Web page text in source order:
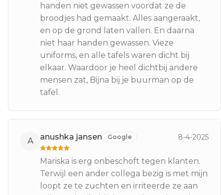
handen niet gewassen voordat ze de
broodjes had gemaakt. Alles aangeraakt,
en op de grond laten vallen. En daarna
niet haar handen gewassen. Vieze
uniforms, en alle tafels waren dicht bij
elkaar. Waardoor je heel dichtbij andere
mensen zat, Bijna bij je buurman op de
tafel.
A anushka jansen Google 8-4-2025
Mariska is erg onbeschoft tegen klanten.
Terwijl een ander collega bezig is met mijn
loopt ze te zuchten en irriteerde ze aan